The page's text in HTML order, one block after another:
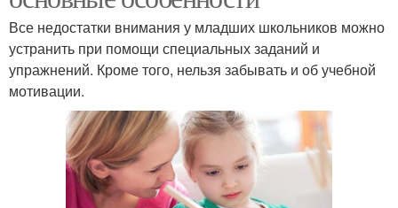
Все недостатки внимания у младших школьников можно
устранить при помощи специальных заданий и
упражнений. Кроме того, нельзя забывать и об учебной
мотивации.